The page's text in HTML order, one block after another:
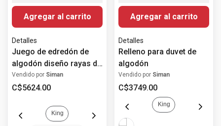
Agregar al carrito
Detalles
Juego de edredón de
algodón diseño rayas de
3 piezas
Vendido por Siman
C$5624.00
King
Agregar al carrito
Detalles
Relleno para duvet de
algodón
Vendido por Siman
C$3749.00
King